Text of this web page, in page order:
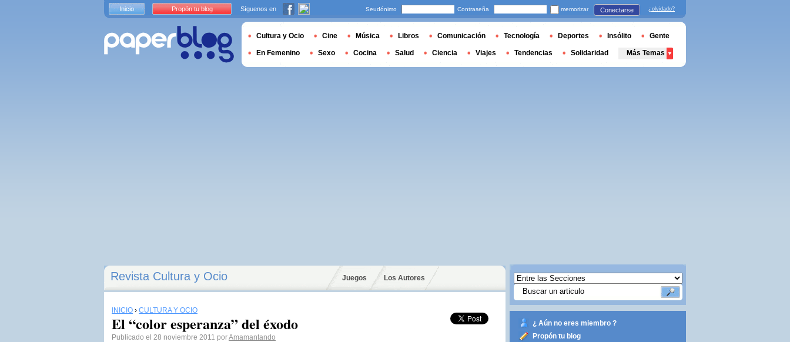
Revista Cultura y Ocio Juegos Los Autores
INICIO › CULTURA Y OCIO
El “color esperanza” del éxodo
Publicado el 28 noviembre 2011 porAmamantando
¿ Aún no eres miembro ?
Propón tu blog
Inicio Propón tu blog Síguenos en Seudónimo Contraseña memorizar Conectarse ¿olvidado?
Cultura y Ocio Cine Música Libros Comunicación Tecnología Deportes Insólito Gente
En Femenino Sexo Cocina Salud Ciencia Viajes Tendencias Solidaridad Más Temas